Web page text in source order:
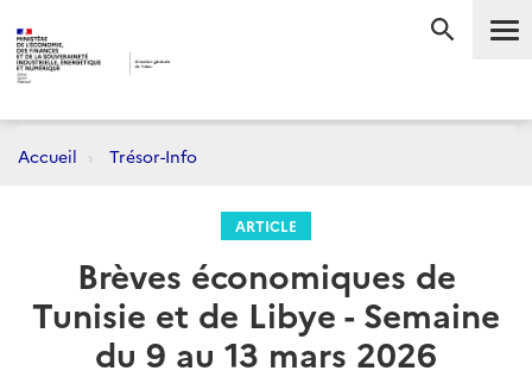
Accueil Trésor-Info
ARTICLE
Brèves économiques de
Tunisie et de Libye - Semaine
du 9 au 13 mars 2026